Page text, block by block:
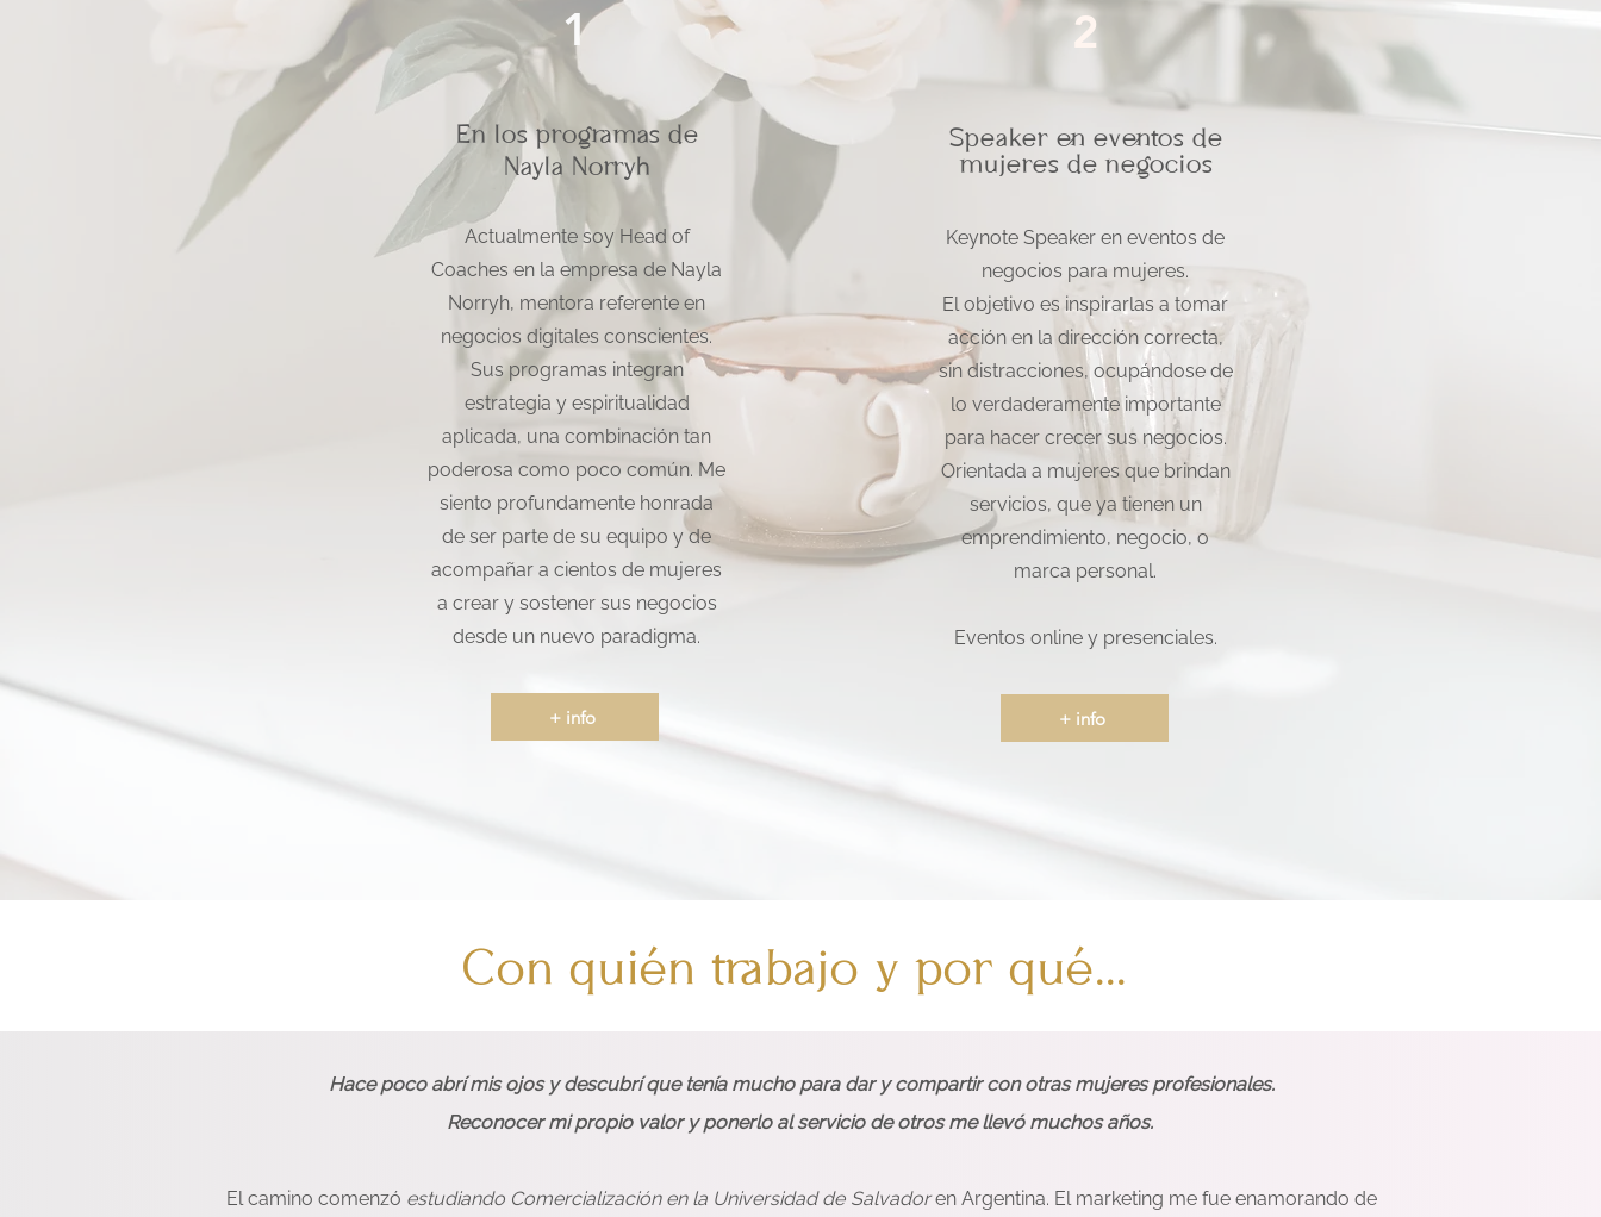
1
En los programas de
Nayla Norryh
Actualmente soy Head of
Coaches en la empresa de Nayla
Norryh, mentora referente en
negocios digitales conscientes.
Sus programas integran
estrategia y espiritualidad
aplicada, una combinación tan
poderosa como poco común. Me
siento profundamente honrada
de ser parte de su equipo y de
acompañar a cientos de mujeres
a crear y sostener sus negocios
desde un nuevo paradigma.
+ info
2
Speaker en eventos de
mujeres de negocios
Keynote Speaker en eventos de
negocios para mujeres.
El objetivo es inspirarlas a tomar
acción en la dirección correcta,
sin distracciones, ocupándose de
lo verdaderamente importante
para hacer crecer sus negocios.
Orientada a mujeres que brindan
servicios, que ya tienen un
emprendimiento, negocio, o
marca personal.
Eventos online y presenciales.
+ info
Con quién trabajo y por qué...
Hace poco abrí mis ojos y descubrí que tenía mucho para dar y compartir con otras mujeres profesionales.
Reconocer mi propio valor y ponerlo al servicio de otros me llevó muchos años.
El camino comenzó estudiando Comercialización en la Universidad de Salvadoren Argentina. El marketing me fue enamorando de